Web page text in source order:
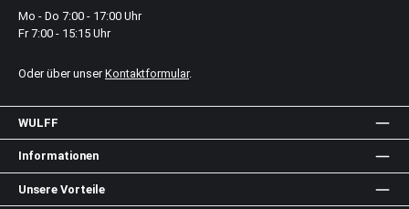
Mo - Do 7:00 - 17:00 Uhr
Fr 7:00 - 15:15 Uhr
Oder über unser Kontaktformular.
WULFF
Informationen
Unsere Vorteile